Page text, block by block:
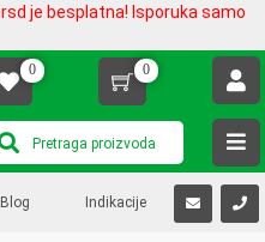
je besplatna! Isporuka samo
0 0
Blog Indikacije